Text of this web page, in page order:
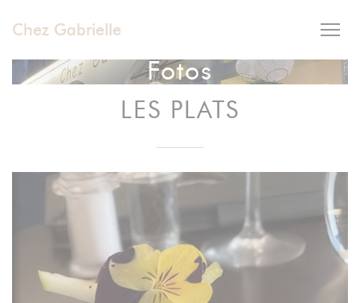
Chez Gabrielle
Fotos
LES PLATS